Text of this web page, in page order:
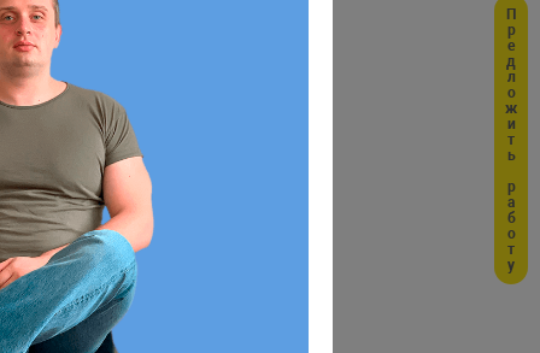
загрузки документа и т.д.
, DOM-элементы
ответ
с учетом
Предложить работу